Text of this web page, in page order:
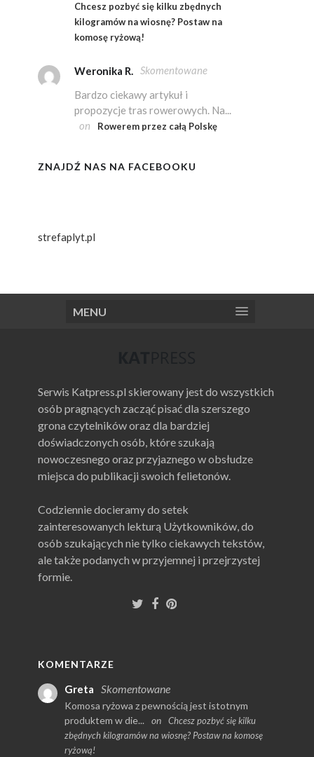
Chcesz pozbyć się kilku zbędnych
kilogramów na wiosnę? Postaw na
komosę ryżową!
Weronika R. Skomentowane
Bardzo ciekawy artykuł i
propozycje tras rowerowych. Na...
on
Rowerem przez całą Polskę
ZNAJDŹ NAS NA FACEBOOKU
strefaplyt.pl
MENU
Serwis Katpress.pl skierowany jest do wszystkich
osób pragnących zacząć pisać dla szerszego
grona czytelników oraz dla bardziej
doświadczonych osób, które szukają
nowoczesnego oraz przyjaznego w obsłudze
miejsca do publikacji swoich felietonów.
Codziennie docieramy do setek
zainteresowanych lekturą Użytkowników, do
osób szukających nie tylko ciekawych tekstów,
ale także podanych w przyjemnej i przejrzystej
formie.
KOMENTARZE
Greta Skomentowane
Komosa ryżowa z pewnością jest istotnym
produktem w die...
on
Chcesz pozbyć się kilku
zbędnych kilogramów na wiosnę? Postaw na komosę
ryżową!